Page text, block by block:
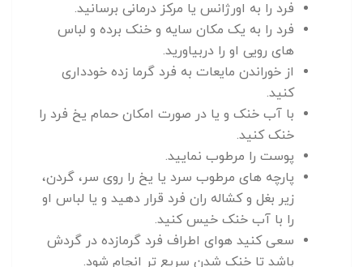
فرد را به اورژانس یا مرکز درمانی برسانید.
فرد را به یک مکان سایه و خنک برده و لباس
های رویی او را دربیاورید.
از خوراندن مایعات به فرد گرما زده خودداری
کنید.
با آب خنک و یا در صورت امکان حمام یخ فرد را
خنک کنید.
پوست را مرطوب نمایید.
پارچه های مرطوب سرد یا یخ را روی سر، گردن،
زیر بغل و کشاله ران فرد قرار دهید و یا لباس او
را با آب خنک خیس کنید.
سعی کنید هوای اطراف فرد گرمازده در گردش
باشد تا خنک شدن سریع تر انجام شود.